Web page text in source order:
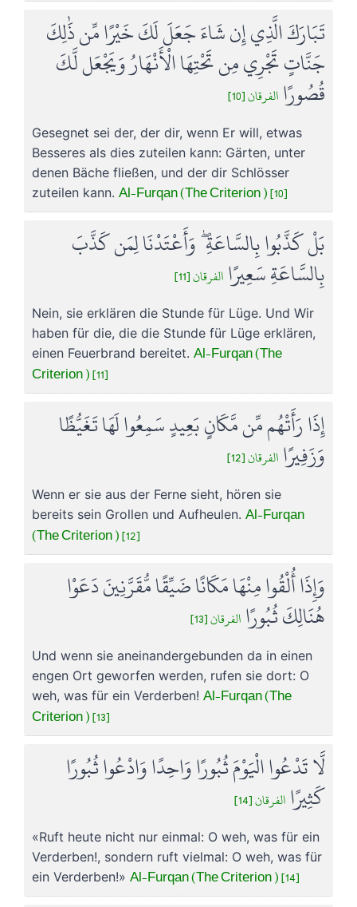
تَبَارَكَ الَّذِي إِن شَاءَ جَعَلَ لَكَ خَيْرًا مِّن ذَٰلِكَ
جَنَّاتٍ تَجْرِي مِن تَحْتِهَا الْأَنْهَارُ وَيَجْعَل لَّكَ
قُصُورًا الفرقان [10]
Gesegnet sei der, der dir, wenn Er will, etwas
Besseres als dies zuteilen kann: Gärten, unter
denen Bäche fließen, und der dir Schlösser
zuteilen kann. Al-Furqan (The Criterion ) [10]
بَلْ كَذَّبُوا بِالسَّاعَةِ ۖ وَأَعْتَدْنَا لِمَن كَذَّبَ
بِالسَّاعَةِ سَعِيرًا الفرقان [11]
Nein, sie erklären die Stunde für Lüge. Und Wir
haben für die, die die Stunde für Lüge erklären,
einen Feuerbrand bereitet. Al-Furqan (The
Criterion ) [11]
إِذَا رَأَتْهُم مِّن مَّكَانٍ بَعِيدٍ سَمِعُوا لَهَا تَغَيُّظًا
وَزَفِيرًا الفرقان [12]
Wenn er sie aus der Ferne sieht, hören sie
bereits sein Grollen und Aufheulen. Al-Furqan
(The Criterion ) [12]
وَإِذَا أُلْقُوا مِنْهَا مَكَانًا ضَيِّقًا مُّقَرَّنِينَ دَعَوْا
هُنَالِكَ ثُبُورًا الفرقان [13]
Und wenn sie aneinandergebunden da in einen
engen Ort geworfen werden, rufen sie dort: O
weh, was für ein Verderben! Al-Furqan (The
Criterion ) [13]
لَّا تَدْعُوا الْيَوْمَ ثُبُورًا وَاحِدًا وَادْعُوا ثُبُورًا
كَثِيرًا الفرقان [14]
«Ruft heute nicht nur einmal: O weh, was für ein
Verderben!, sondern ruft vielmal: O weh, was für
ein Verderben!» Al-Furqan (The Criterion ) [14]